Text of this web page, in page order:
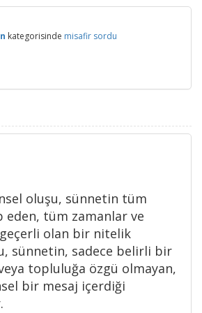
kategorisinde misafir sordu
oluşu, sünnetin tüm
eden, tüm zamanlar ve
olan bir nitelik
sünnetin, sadece belirli bir
topluluğa özgü olmayan,
bir mesaj içerdiği